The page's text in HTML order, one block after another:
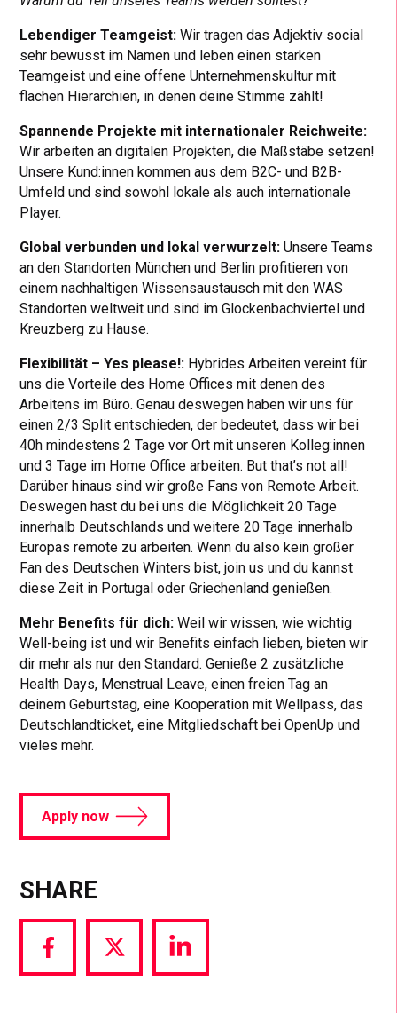
Lebendiger Teamgeist:Wir tragen das Adjektiv social
sehr bewusst im Namen und leben einen starken
Teamgeist und eine offene Unternehmenskultur mit
flachen Hierarchien, in denen deine Stimme zählt!
Spannende Projekte mit internationaler Reichweite:
Wir arbeiten an digitalen Projekten, die Maßstäbe setzen!
Unsere Kund:innen kommen aus dem B2C- und B2B-
Umfeld und sind sowohl lokale als auch internationale
Player.
Global verbunden und lokal verwurzelt:Unsere Teams
an den Standorten München und Berlin profitieren von
einem nachhaltigen Wissensaustausch mit den WAS
Standorten weltweit und sind im Glockenbachviertel und
Kreuzberg zu Hause.
Flexibilität – Yes please!: Hybrides Arbeiten vereint für
uns die Vorteile des Home Offices mit denen des
Arbeitens im Büro. Genau deswegen haben wir uns für
einen 2/3 Split entschieden, der bedeutet, dass wir bei
40h mindestens 2 Tage vor Ort mit unseren Kolleg:innen
und 3 Tage im Home Office arbeiten. But that’s not all!
Darüber hinaus sind wir große Fans von Remote Arbeit.
Deswegen hast du bei uns die Möglichkeit 20 Tage
innerhalb Deutschlands und weitere 20 Tage innerhalb
Europas remote zu arbeiten. Wenn du also kein großer
Fan des Deutschen Winters bist, join us und du kannst
diese Zeit in Portugal oder Griechenland genießen.
Mehr Benefits für dich: Weil wir wissen, wie wichtig
Well-being ist und wir Benefits einfach lieben, bieten wir
dir mehr als nur den Standard. Genieße 2 zusätzliche
Health Days, Menstrual Leave, einen freien Tag an
deinem Geburtstag, eine Kooperation mit Wellpass, das
Deutschlandticket, eine Mitgliedschaft bei OpenUp und
vieles mehr.
Apply now
SHARE
Share
via
Share
via
Share
via